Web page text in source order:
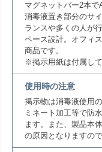
マグネットバー2本で
消毒液置き部分のサ
ランスや多くの人が
ペース設計。オフィ
商品です。
※掲示用紙は付属し
使用時の注意
掲示物は消毒液使用
ミネート加工等で防
ます。また、製品本
の原因となりますの